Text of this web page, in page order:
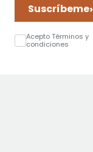
Suscríbeme›
Acepto Términos y
condiciones